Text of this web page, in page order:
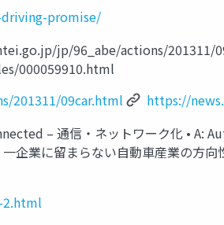
promise/
jp/96_abe/actions/201311/
000059910.html
201311/09car.html
https://
– 通信・ネットワーク化 • A:
企業に留まらない自動車産業の